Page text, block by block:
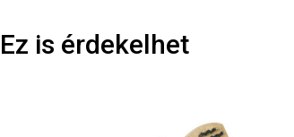
Ez is érdekelhet